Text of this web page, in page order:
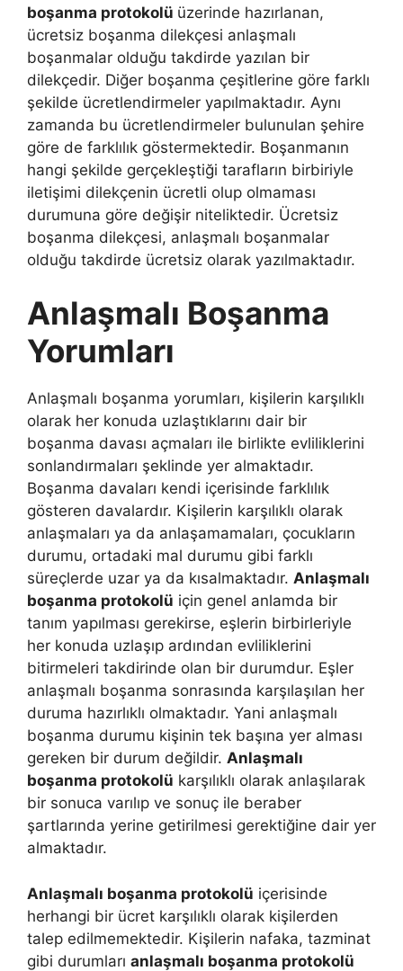
boşanma protokolü üzerinde hazırlanan,
ücretsiz boşanma dilekçesi anlaşmalı
boşanmalar olduğu takdirde yazılan bir
dilekçedir. Diğer boşanma çeşitlerine göre farklı
şekilde ücretlendirmeler yapılmaktadır. Aynı
zamanda bu ücretlendirmeler bulunulan şehire
göre de farklılık göstermektedir. Boşanmanın
hangi şekilde gerçekleştiği tarafların birbiriyle
iletişimi dilekçenin ücretli olup olmaması
durumuna göre değişir niteliktedir. Ücretsiz
boşanma dilekçesi, anlaşmalı boşanmalar
olduğu takdirde ücretsiz olarak yazılmaktadır.
Anlaşmalı Boşanma
Yorumları
Anlaşmalı boşanma yorumları, kişilerin karşılıklı
olarak her konuda uzlaştıklarını dair bir
boşanma davası açmaları ile birlikte evliliklerini
sonlandırmaları şeklinde yer almaktadır.
Boşanma davaları kendi içerisinde farklılık
gösteren davalardır. Kişilerin karşılıklı olarak
anlaşmaları ya da anlaşamamaları, çocukların
durumu, ortadaki mal durumu gibi farklı
süreçlerde uzar ya da kısalmaktadır. Anlaşmalı
boşanma protokolü için genel anlamda bir
tanım yapılması gerekirse, eşlerin birbirleriyle
her konuda uzlaşıp ardından evliliklerini
bitirmeleri takdirinde olan bir durumdur. Eşler
anlaşmalı boşanma sonrasında karşılaşılan her
duruma hazırlıklı olmaktadır. Yani anlaşmalı
boşanma durumu kişinin tek başına yer alması
gereken bir durum değildir. Anlaşmalı
boşanma protokolü karşılıklı olarak anlaşılarak
bir sonuca varılıp ve sonuç ile beraber
şartlarında yerine getirilmesi gerektiğine dair yer
almaktadır.
Anlaşmalı boşanma protokolü içerisinde
herhangi bir ücret karşılıklı olarak kişilerden
talep edilmemektedir. Kişilerin nafaka, tazminat
gibi durumları anlaşmalı boşanma protokolü